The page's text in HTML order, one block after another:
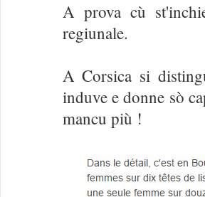
A prova cù
regiunale.
A Corsica si
induve e donne sò
mancu più !